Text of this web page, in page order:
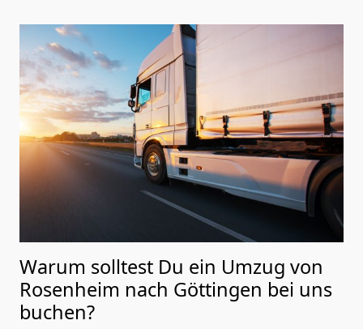
Warum solltest Du ein Umzug von
Rosenheim nach Göttingen bei uns
buchen?